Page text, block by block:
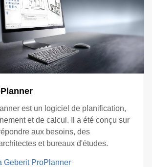
est un logiciel de planification,
et de calcul. Il a été conçu sur
aux besoins, des
et bureaux d'études.
Geberit ProPlanner